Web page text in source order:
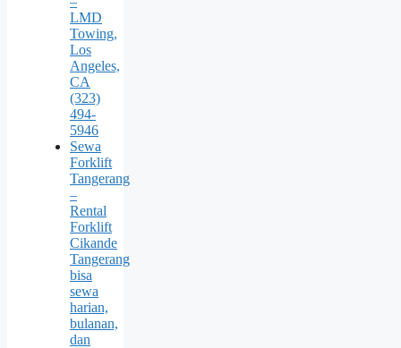
LMD
Towing,
Los
Angeles,
CA
(323)
494-
5946
Sewa
Forklift
Tangerang
–
Rental
Forklift
Cikande
Tangerang
bisa
sewa
harian,
bulanan,
dan